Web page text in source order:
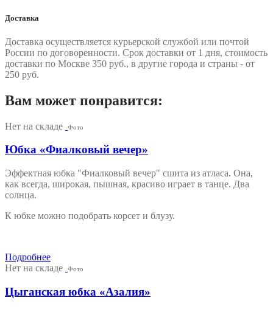
Доставка
Доставка осуществляется курьерской службой или почтой
России по договоренности. Срок доставки от 1 дня, стоимость
доставки по Москве 350 руб., в другие города и страны - от
250 руб.
Вам может понравится:
Нет на складе Фото
Юбка «Фиалковый вечер»
Эффектная юбка "Фиалковый вечер" сшита из атласа. Она,
как всегда, широкая, пышная, красиво играет в танце. Два
солнца.
К юбке можно подобрать корсет и блузу.
Подробнее
Нет на складе
Фото
Цыганская юбка «Азалия»